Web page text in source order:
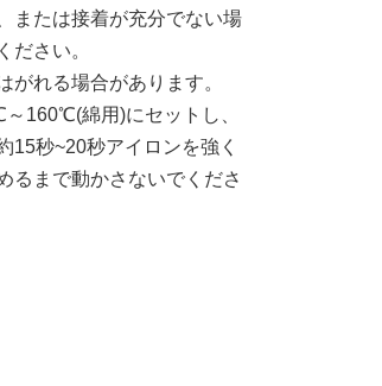
または接着が充分でない場
ださい。
がれる場合があります。
160℃(綿用)にセットし、
15秒~20秒アイロンを強く
るまで動かさないでくださ